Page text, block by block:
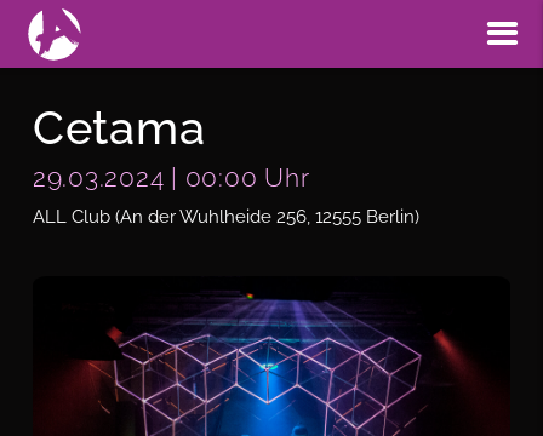
Cetama
29.03.2024 | 00:00 Uhr
ALL Club (An der Wuhlheide 256, 12555 Berlin)